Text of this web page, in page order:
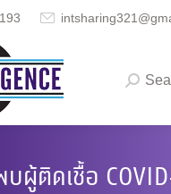
ติดเชื้อ